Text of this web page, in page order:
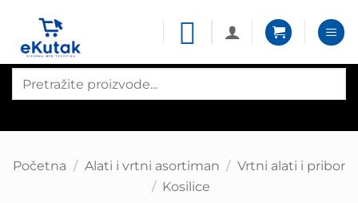
content
search
Početna / Alati i vrtni asortiman / Vrtni alati i pribor
/ Kosilice